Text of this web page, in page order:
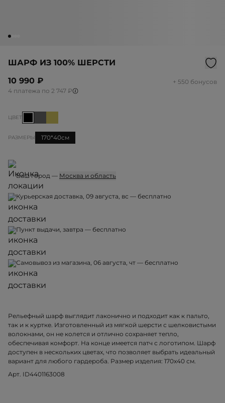
ШАРФ ИЗ 100% ШЕРСТИ
10 990 ₽
+ 550 бонусов
4 платежа по 2 747 ₽
ЦВЕТ
РАЗМЕРЫ 170*40см
Ваш город — Москва и область
Курьерская доставка, 09 августа, вс — бесплатно
Пункт выдачи, завтра — бесплатно
Самовывоз из магазина, 06 августа, чт — бесплатно
Рельефный шарф выглядит лаконично и подходит как к пальто,
так и к куртке. Изготовленный из мягкой шерсти с шелковистыми
волокнами, он не колется и отлично сохраняет тепло,
обеспечивая комфорт. На конце имеется патч с логотипом. Шарф
доступен в нескольких цветах, что позволяет выбрать идеальный
вариант для любого гардероба. Размер изделия: 170x40 см.
Арт. ID4401163008